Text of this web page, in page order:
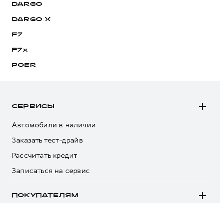
DARGO
DARGO Х
F7
F7x
POER
СЕРВИСЫ
Автомобили в наличии
Заказать тест-драйв
Рассчитать кредит
Записаться на сервис
ПОКУПАТЕЛЯМ